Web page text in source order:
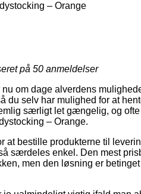
– Orange
på 50 anmeldelser
om dage alverdens
du selv har mulighed for at
særligt let gængelig, og
– Orange.
at bestille produkterne til
særdeles enkel. Den mest
men den løsning er